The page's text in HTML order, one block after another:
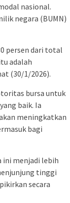
nasional.
negara (BUMN)
persen dari total
adalah
(30/1/2026).
bursa untuk
baik. Ia
meningkatkan
bagi
ini menjadi lebih
tinggi
secara